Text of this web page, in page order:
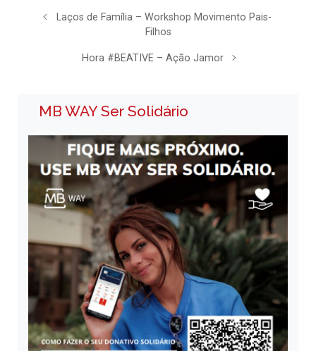
Laços de Família – Workshop Movimento Pais-
Filhos
Hora #BEATIVE – Ação Jamor
MB WAY Ser Solidário